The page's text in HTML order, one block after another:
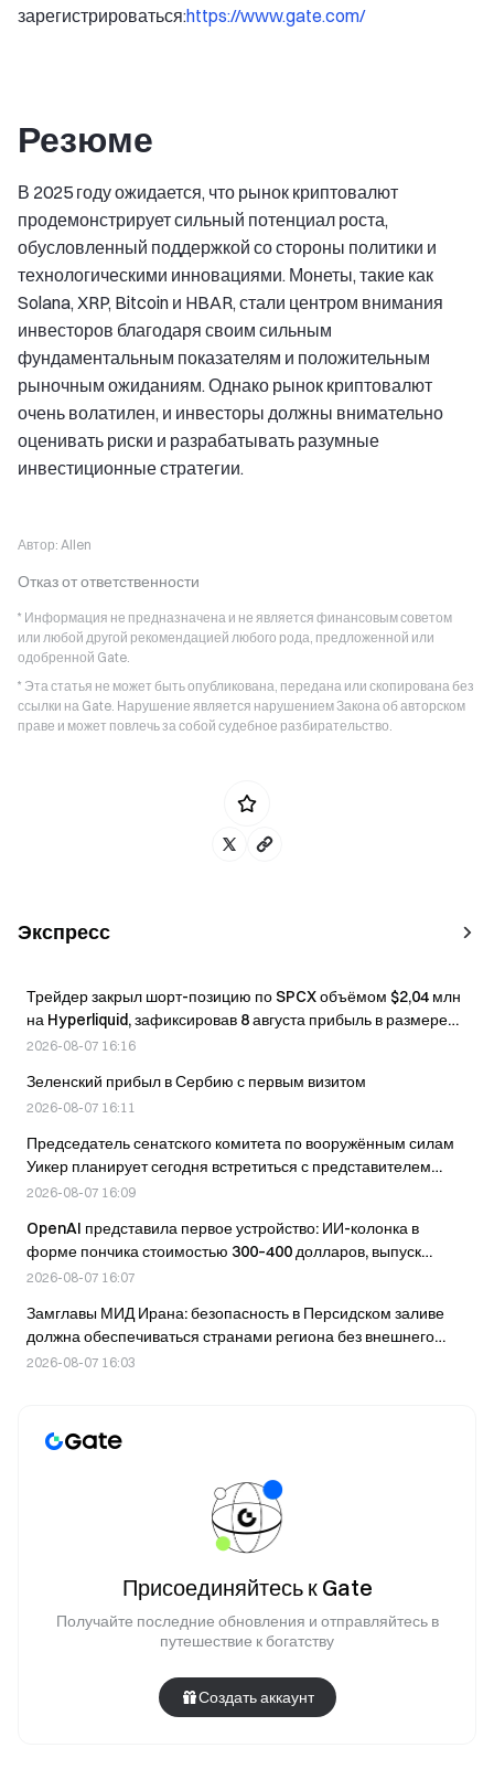
зарегистрироваться:https://www.gate.com/
Резюме
В 2025 году ожидается, что рынок криптовалют
продемонстрирует сильный потенциал роста,
обусловленный поддержкой со стороны политики и
технологическими инновациями. Монеты, такие как
Solana, XRP, Bitcoin и HBAR, стали центром внимания
инвесторов благодаря своим сильным
фундаментальным показателям и положительным
рыночным ожиданиям. Однако рынок криптовалют
очень волатилен, и инвесторы должны внимательно
оценивать риски и разрабатывать разумные
инвестиционные стратегии.
Автор: Allen
Отказ от ответственности
* Информация не предназначена и не является финансовым советом
или любой другой рекомендацией любого рода, предложенной или
одобренной Gate.
* Эта статья не может быть опубликована, передана или скопирована без
ссылки на Gate. Нарушение является нарушением Закона об авторском
праве и может повлечь за собой судебное разбирательство.
Экспресс
Трейдер закрыл шорт-позицию по SPCX объёмом $2,04 млн
на Hyperliquid, зафиксировав 8 августа прибыль в размере
$1,13 млн.
2026-08-07 16:16
Зеленский прибыл в Сербию с первым визитом
2026-08-07 16:11
Председатель сенатского комитета по вооружённым силам
Уикер планирует сегодня встретиться с представителем
Минобороны Колби
2026-08-07 16:09
OpenAI представила первое устройство: ИИ-колонка в
форме пончика стоимостью 300–400 долларов, выпуск
которой запланирован на 2027 год
2026-08-07 16:07
Замглавы МИД Ирана: безопасность в Персидском заливе
должна обеспечиваться странами региона без внешнего
вмешательства
2026-08-07 16:03
Присоединяйтесь к Gate
Получайте последние обновления и отправляйтесь в
путешествие к богатству
Создать аккаунт